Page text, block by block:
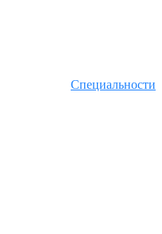
Специальности